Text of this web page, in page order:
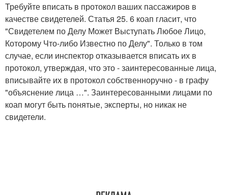
Требуйте вписать в протокол ваших пассажиров в
качестве свидетелей. Статья 25. 6 коап гласит, что
"Свидетелем по Делу Может Выступать Любое Лицо,
Которому Что-либо Известно по Делу". Только в том
случае, если инспектор отказывается вписать их в
протокол, утверждая, что это - заинтересованные лица,
вписывайте их в протокол собственноручно - в графу
"объяснение лица …". Заинтересованными лицами по
коап могут быть понятые, эксперты, но никак не
свидетели.